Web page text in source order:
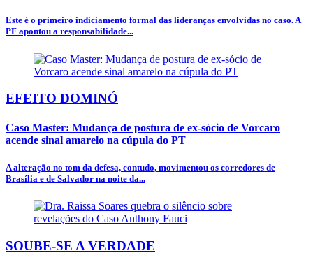
Este é o primeiro indiciamento formal das lideranças envolvidas no caso. A
PF apontou a responsabilidade...
EFEITO DOMINÓ
Caso Master: Mudança de postura de ex-sócio de Vorcaro
acende sinal amarelo na cúpula do PT
A alteração no tom da defesa, contudo, movimentou os corredores de
Brasília e de Salvador na noite da...
SOUBE-SE A VERDADE